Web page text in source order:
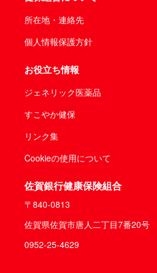
所在地・連絡先
個人情報保護方針
お役立ち情報
ジェネリック医薬品
すこやか健保
リンク集
Cookieの使用について
佐賀銀行健康保険組合
〒840-0813
佐賀県佐賀市唐人二丁目7番20号
0952-25-4629